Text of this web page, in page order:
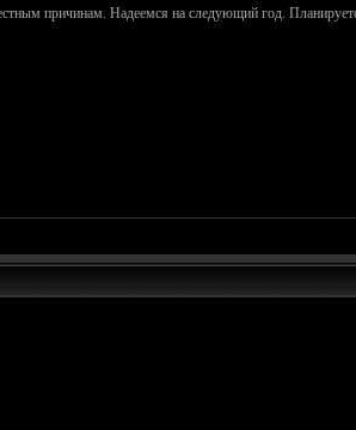
причинам. Надеемся на следующий год.